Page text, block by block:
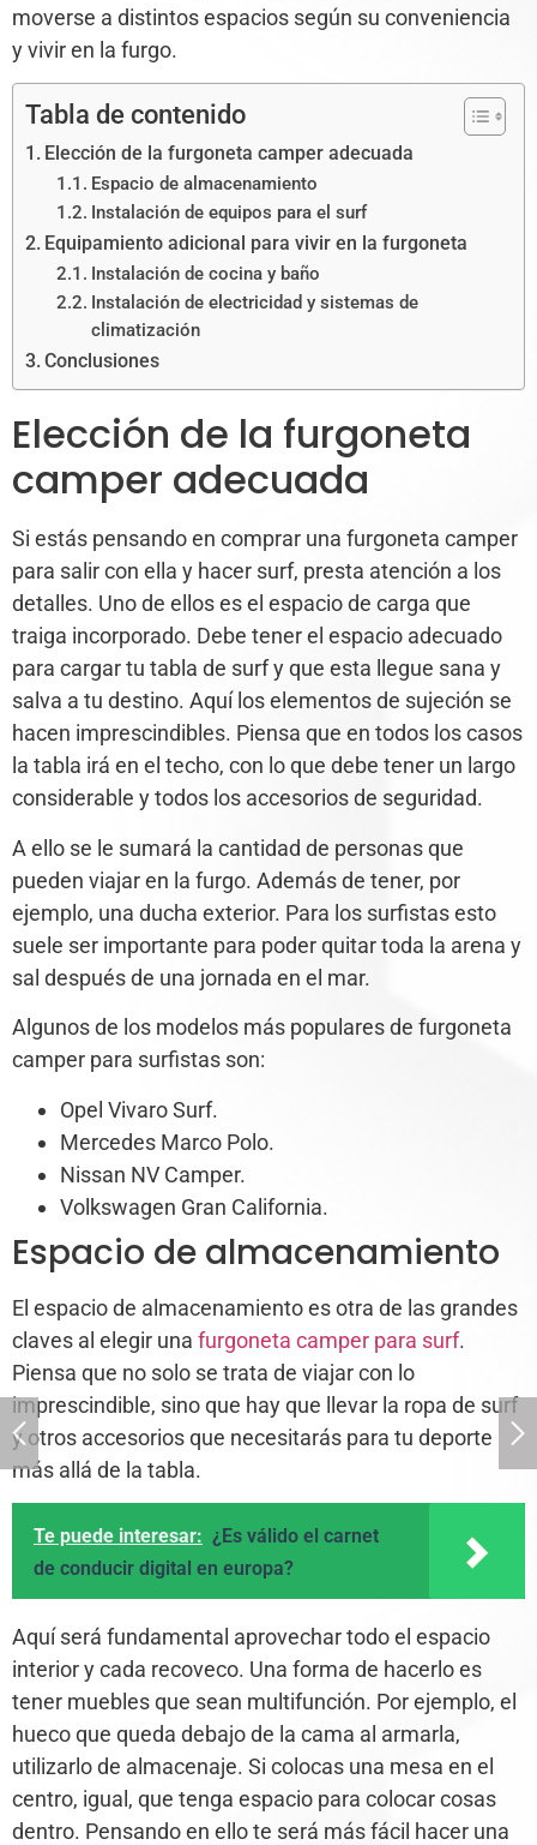
moverse a distintos espacios según su conveniencia
y vivir en la furgo.
Tabla de contenido
Elección de la furgoneta camper adecuada
Espacio de almacenamiento
Instalación de equipos para el surf
Equipamiento adicional para vivir en la furgoneta
Instalación de cocina y baño
Instalación de electricidad y sistemas de
climatización
Conclusiones
Elección de la furgoneta
camper adecuada
Si estás pensando en comprar una furgoneta camper
para salir con ella y hacer surf, presta atención a los
detalles. Uno de ellos es el espacio de carga que
traiga incorporado. Debe tener el espacio adecuado
para cargar tu tabla de surf y que esta llegue sana y
salva a tu destino. Aquí los elementos de sujeción se
hacen imprescindibles. Piensa que en todos los casos
la tabla irá en el techo, con lo que debe tener un largo
considerable y todos los accesorios de seguridad.
A ello se le sumará la cantidad de personas que
pueden viajar en la furgo. Además de tener, por
ejemplo, una ducha exterior. Para los surfistas esto
suele ser importante para poder quitar toda la arena y
sal después de una jornada en el mar.
Algunos de los modelos más populares de furgoneta
camper para surfistas son:
Opel Vivaro Surf.
Mercedes Marco Polo.
Nissan NV Camper.
Volkswagen Gran California.
Espacio de almacenamiento
El espacio de almacenamiento es otra de las grandes
claves al elegir una furgoneta camper para surf.
Piensa que no solo se trata de viajar con lo
imprescindible, sino que hay que llevar la ropa de surf
y otros accesorios que necesitarás para tu deporte
más allá de la tabla.
Te puede interesar: ¿Es válido el carnet
de conducir digital en europa?
Aquí será fundamental aprovechar todo el espacio
interior y cada recoveco. Una forma de hacerlo es
tener muebles que sean multifunción. Por ejemplo, el
hueco que queda debajo de la cama al armarla,
utilizarlo de almacenaje. Si colocas una mesa en el
centro, igual, que tenga espacio para colocar cosas
dentro. Pensando en ello te será más fácil hacer una